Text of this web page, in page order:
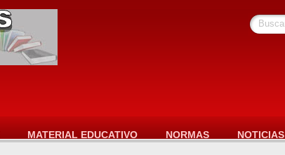
MATERIAL EDUCATIVO NORMAS NOTICIAS